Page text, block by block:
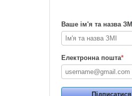
Ваше ім'я та назва ЗМІ
Електронна пошта*
Підписатися